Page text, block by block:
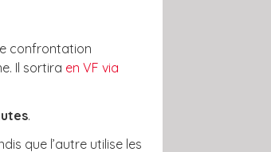
confrontation
Il sortira en VF via
.
que l’autre utilise les